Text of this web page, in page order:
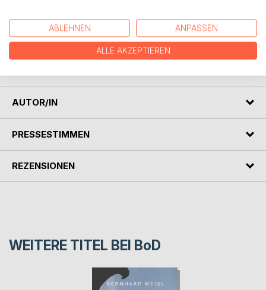
Thema Räuber und Gerichtsbarkeit in der Oberpfalz des 18.
und frühen 19. Jahrhunderts. Besonders wird dabei der
Fokus auf den Räuber Franz Troglauer gelegt.
Hier im Katalog: Abbildung der 25 Ausstellungstafeln (in
AUTOR/IN
PRESSESTIMMEN
REZENSIONEN
WEITERE TITEL BEI BoD
ABLEHNEN ANPASSEN
ALLE AKZEPTIEREN